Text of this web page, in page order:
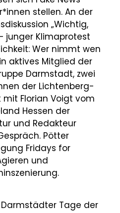
stellen. An der
„Wichtig,
junger Klimaprotest
Wer nimmt wen
aktives Mitglied der
Darmstadt, zwei
der Lichtenberg-
Florian Voigt vom
Hessen der
und Redakteur
Pötter
Fridays for
und
Tage der